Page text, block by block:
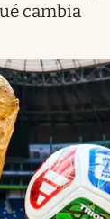
cambia